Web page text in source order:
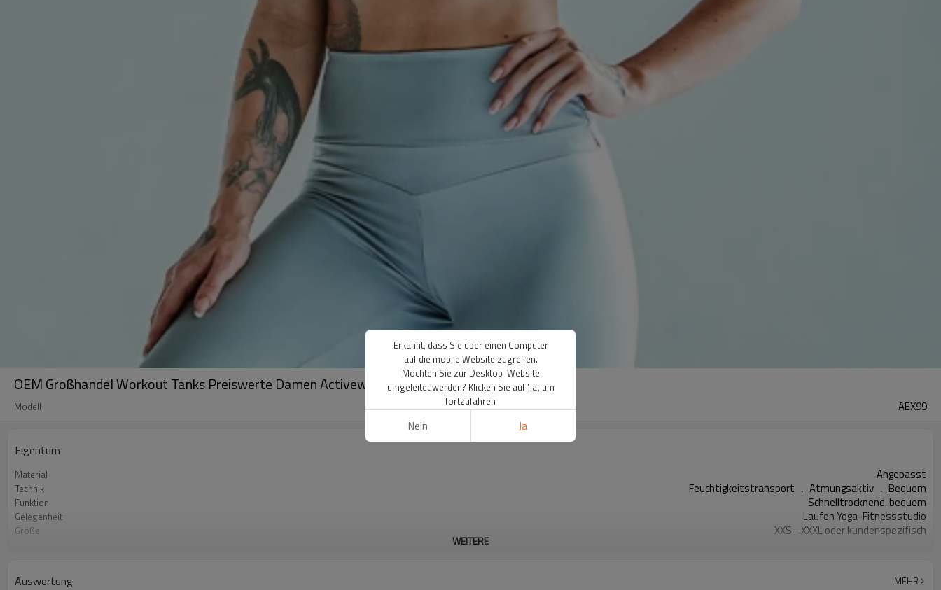
OEM Großhandel Workout Tanks Preiswerte Damen Activewear
Modell AEX99
Eigentum
Material Angepasst
Technik Feuchtigkeitstransport ， Atmungsaktiv ， Bequem
Funktion Schnelltrocknend, bequem
Gelegenheit Laufen Yoga-Fitnessstudio
Größe XXS - XXXL oder kundenspezifisch
WEITERE
Auswertung MEHR
Erkannt, dass Sie über einen Computer
auf die mobile Website zugreifen.
Möchten Sie zur Desktop-Website
umgeleitet werden? Klicken Sie auf 'Ja', um
fortzufahren
Nein Ja